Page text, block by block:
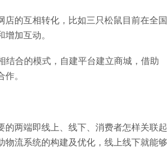
的互相转化，比如三只松鼠目前在全国
加互动。
合的模式，自建平台建立商城，借助
。
两端即线上、线下、消费者怎样关联起
流系统的构建及优化，线上线下就能够